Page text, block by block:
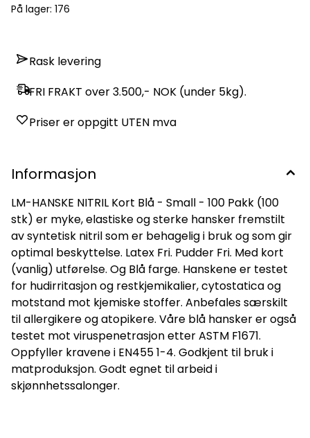
egnet til arbeid i skjønnhetssalonger.
På lager: 176
Rask levering
FRI FRAKT over 3.500,- NOK (under 5kg).
Priser er oppgitt UTEN mva
Informasjon
LM-HANSKE NITRIL Kort Blå - Small - 100 Pakk (100
stk) er myke, elastiske og sterke hansker fremstilt
av syntetisk nitril som er behagelig i bruk og som gir
optimal beskyttelse. Latex Fri. Pudder Fri. Med kort
(vanlig) utførelse. Og Blå farge. Hanskene er testet
for hudirritasjon og restkjemikalier, cytostatica og
motstand mot kjemiske stoffer. Anbefales særskilt
til allergikere og atopikere. Våre blå hansker er også
testet mot viruspenetrasjon etter ASTM F1671.
Oppfyller kravene i EN455 1-4. Godkjent til bruk i
matproduksjon. Godt egnet til arbeid i
skjønnhetssalonger.